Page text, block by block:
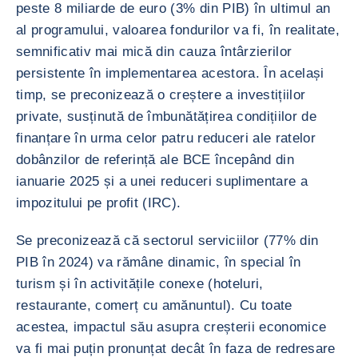
peste 8 miliarde de euro (3% din PIB) în ultimul an
al programului, valoarea fondurilor va fi, în realitate,
semnificativ mai mică din cauza întârzierilor
persistente în implementarea acestora. În același
timp, se preconizează o creștere a investițiilor
private, susținută de îmbunătățirea condițiilor de
finanțare în urma celor patru reduceri ale ratelor
dobânzilor de referință ale BCE începând din
ianuarie 2025 și a unei reduceri suplimentare a
impozitului pe profit (IRC).
Se preconizează că sectorul serviciilor (77% din
PIB în 2024) va rămâne dinamic, în special în
turism și în activitățile conexe (hoteluri,
restaurante, comerț cu amănuntul). Cu toate
acestea, impactul său asupra creșterii economice
va fi mai puțin pronunțat decât în faza de redresare